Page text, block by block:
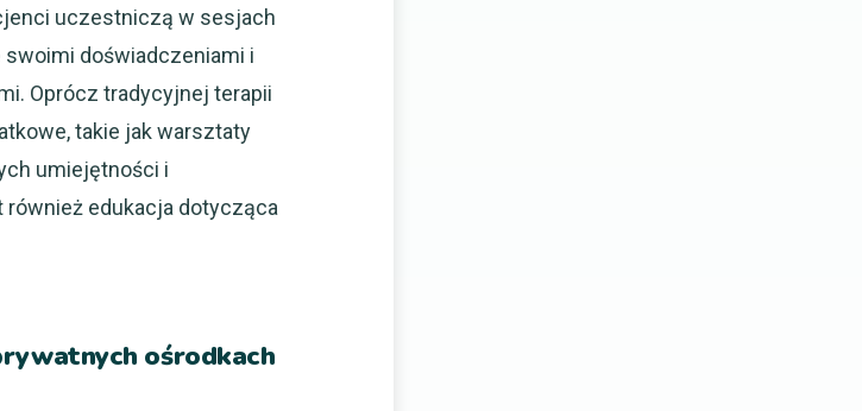
uczestniczą w sesjach
doświadczeniami i
Oprócz tradycyjnej terapii
takie jak warsztaty
umiejętności i
edukacja dotycząca
ośrodkach